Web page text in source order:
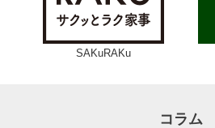
SAKuRAKu
コラム